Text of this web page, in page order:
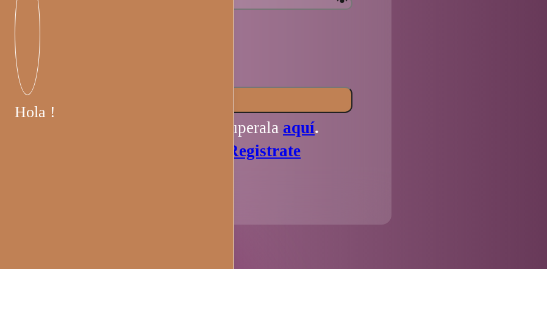
Perdiste tu contraseña? Recuperala aquí.
Registrate
Hola !